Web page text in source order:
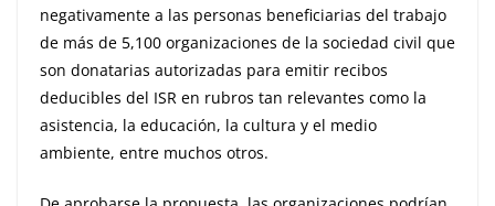
negativamente a las personas beneficiarias del trabajo
de más de 5,100 organizaciones de la sociedad civil que
son donatarias autorizadas para emitir recibos
deducibles del ISR en rubros tan relevantes como la
asistencia, la educación, la cultura y el medio
ambiente, entre muchos otros.